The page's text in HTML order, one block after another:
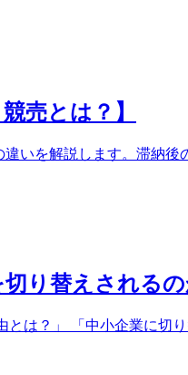
売とは？】
いを解説します。滞納
り替えされるの
は？」 「中小企業に切